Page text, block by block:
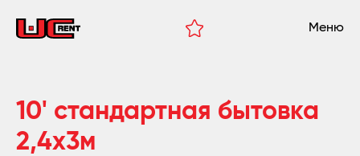
Меню
10' стандартная бытовка
2,4x3м